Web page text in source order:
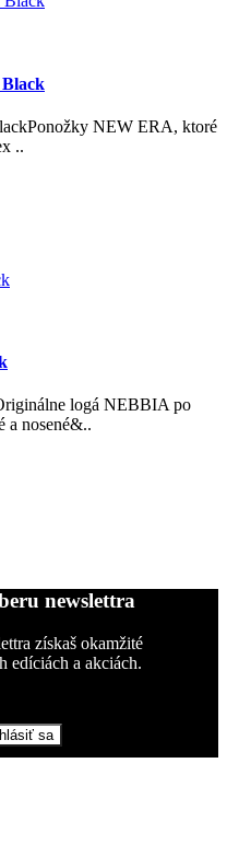
NEW ERA, ktoré
..
logá NEBBIA po
a nosené&..
newslettra
získaš okamžité
edíciách a akciách.
sa